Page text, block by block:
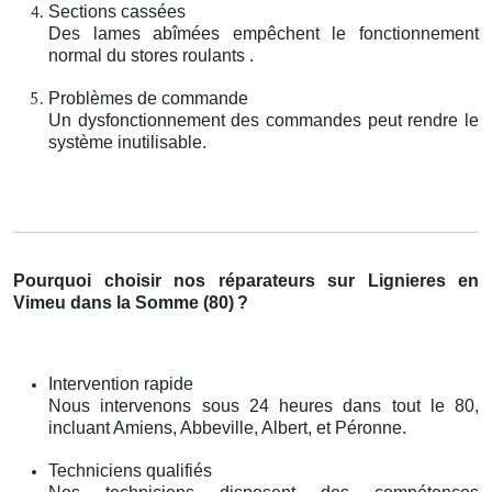
Sections cassées
Des lames abîmées empêchent le fonctionnement
normal du stores roulants .
Problèmes de commande
Un dysfonctionnement des commandes peut rendre le
système inutilisable.
Pourquoi choisir nos réparateurs sur Lignieres en
Vimeu dans la Somme (80) ?
Intervention rapide
Nous intervenons sous 24 heures dans tout le 80,
incluant Amiens, Abbeville, Albert, et Péronne.
Techniciens qualifiés